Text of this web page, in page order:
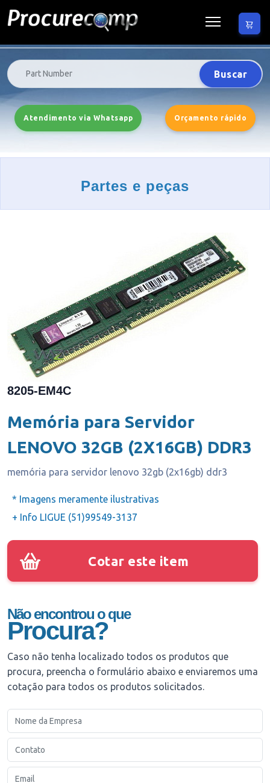
Buscar
Atendimento via Whatsapp Orçamento rápido
Partes e peças
8205-EM4C
Memória para Servidor
LENOVO 32GB (2X16GB) DDR3
memória para servidor lenovo 32gb (2x16gb) ddr3
* Imagens meramente ilustrativas
+ Info LIGUE (51)99549-3137
Cotar este item
Não encontrou o que
Procura?
Caso não tenha localizado todos os produtos que
procura, preencha o formulário abaixo e enviaremos uma
cotação para todos os produtos solicitados.